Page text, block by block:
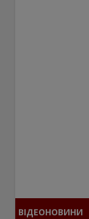
ВІДЕОНОВИНИ